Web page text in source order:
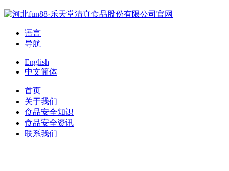
语言
导航
English
中文简体
首页
关于我们
食品安全知识
食品安全资讯
联系我们